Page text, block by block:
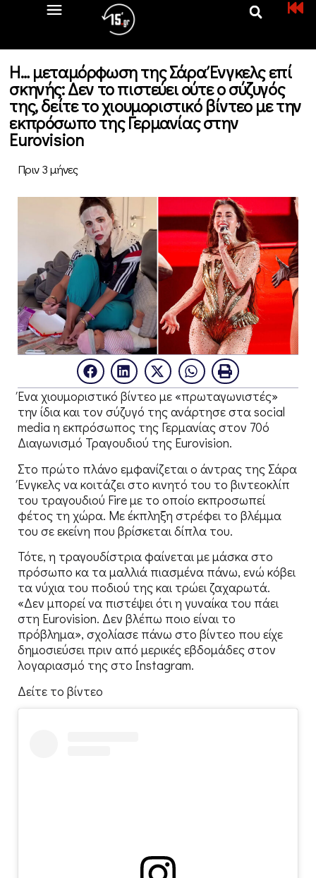
Η… μεταμόρφωση της Σάρα Ένγκελς επί
σκηνής: Δεν το πιστεύει ούτε ο σύζυγός
της, δείτε το χιουμοριστικό βίντεο με την
εκπρόσωπο της Γερμανίας στην
Eurovision
Πριν 3 μήνες
Ένα χιουμοριστικό βίντεο με «πρωταγωνιστές»
την ίδια και τον σύζυγό της ανάρτησε στα social
media η εκπρόσωπος της Γερμανίας στον 70ό
Διαγωνισμό Τραγουδιού της Eurovision.
Στο πρώτο πλάνο εμφανίζεται ο άντρας της Σάρα
Ένγκελς να κοιτάζει στο κινητό του το βιντεοκλίπ
του τραγουδιού Fire με το οποίο εκπροσωπεί
φέτος τη χώρα. Με έκπληξη στρέφει το βλέμμα
του σε εκείνη που βρίσκεται δίπλα του.
Τότε, η τραγουδίστρια φαίνεται με μάσκα στο
πρόσωπο κα τα μαλλιά πιασμένα πάνω, ενώ κόβει
τα νύχια του ποδιού της και τρώει ζαχαρωτά.
«Δεν μπορεί να πιστέψει ότι η γυναίκα του πάει
στη Eurovision. Δεν βλέπω ποιο είναι το
πρόβλημα», σχολίασε πάνω στο βίντεο που είχε
δημοσιεύσει πριν από μερικές εβδομάδες στον
λογαριασμό της στο Instagram.
Δείτε το βίντεο